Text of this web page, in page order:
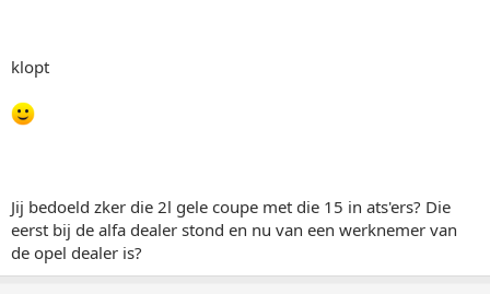
klopt
Jij bedoeld zker die 2l gele coupe met die 15 in ats'ers? Die
eerst bij de alfa dealer stond en nu van een werknemer van
de opel dealer is?